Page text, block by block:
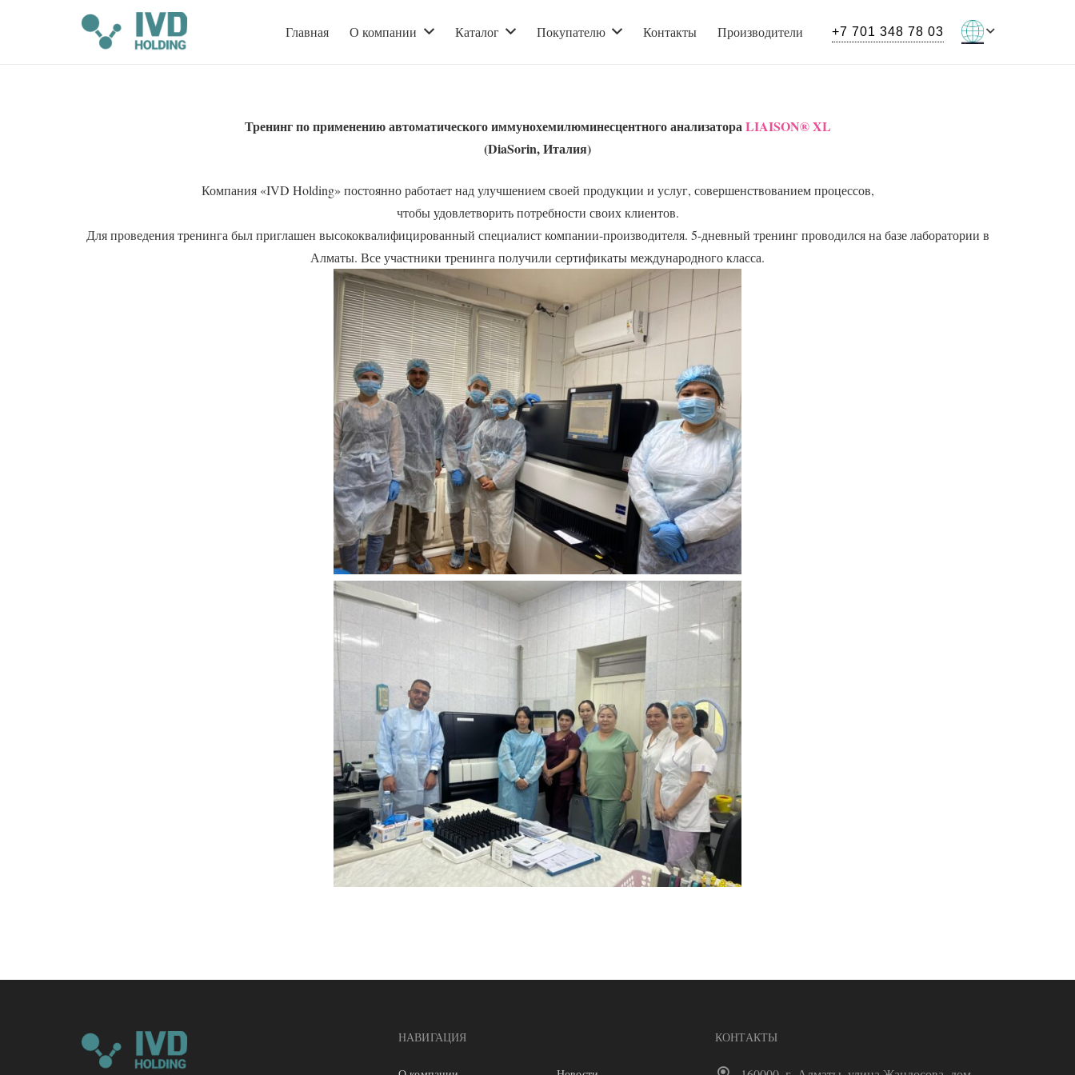
Главная О компании Каталог Покупателю Контакты Производители +7 701 348 78 03
ТренингпоприменениюавтоматическогоиммунохемилюминесцентногоанализатораLIAISON® XL
(DiaSorin, Италия)
Компания «IVD Holding» постоянно работает над улучшением своей продукции и услуг, совершенствованием процессов,
чтобы удовлетворить потребности своих клиентов.
Для проведения тренинга был приглашен высококвалифицированный специалист компании-производителя. 5-дневный тренинг проводился на базе лаборатории в
Алматы. Все участники тренинга получили сертификаты международного класса.
НАВИГАЦИЯ КОНТАКТЫ